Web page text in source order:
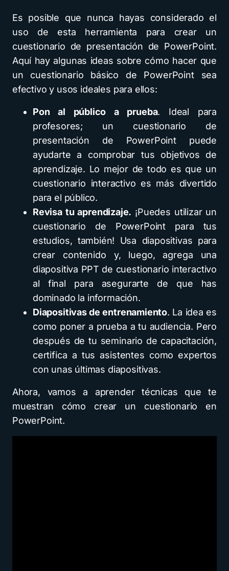
Es posible que nunca hayas considerado el
uso de esta herramienta para crear un
cuestionario de presentación de PowerPoint.
Aquí hay algunas ideas sobre cómo hacer que
un cuestionario básico de PowerPoint sea
efectivo y usos ideales para ellos:
Pon al público a prueba. Ideal para
profesores; un cuestionario de
presentación de PowerPoint puede
ayudarte a comprobar tus objetivos de
aprendizaje. Lo mejor de todo es que un
cuestionario interactivo es más divertido
para el público.
Revisa tu aprendizaje. ¡Puedes utilizar un
cuestionario de PowerPoint para tus
estudios, también! Usa diapositivas para
crear contenido y, luego, agrega una
diapositiva PPT de cuestionario interactivo
al final para asegurarte de que has
dominado la información.
Diapositivas de entrenamiento. La idea es
como poner a prueba a tu audiencia. Pero
después de tu seminario de capacitación,
certifica a tus asistentes como expertos
con unas últimas diapositivas.
Ahora, vamos a aprender técnicas que te
muestran cómo crear un cuestionario en
PowerPoint.